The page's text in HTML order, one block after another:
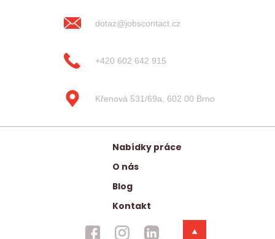
dotaz@jobscontact.cz
+420 602 642 915
Křenová 531/69a, 602 00 Brno
Nabídky práce
O nás
Blog
Kontakt